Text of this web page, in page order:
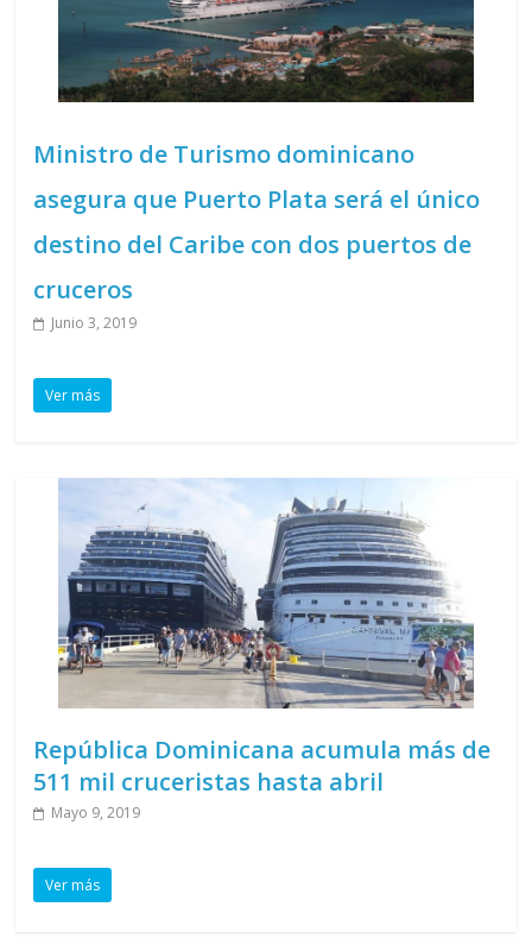
Ministro de Turismo dominicano
asegura que Puerto Plata será el único
destino del Caribe con dos puertos de
cruceros
Junio 3, 2019
Ver más
República Dominicana acumula más de
511 mil cruceristas hasta abril
Mayo 9, 2019
Ver más